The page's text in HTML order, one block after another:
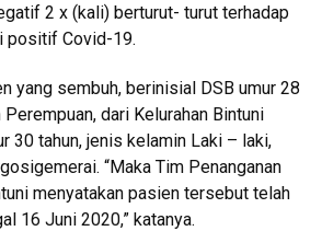
2 x (kali) berturut- turut terhadap
positif Covid-19.
yang sembuh, berinisial DSB umur 28
dari Kelurahan Bintuni
30 tahun, jenis kelamin Laki – laki,
“Maka Tim Penanganan
menyatakan pasien tersebut telah
16 Juni 2020,” katanya.